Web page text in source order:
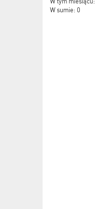
W sumie: 0